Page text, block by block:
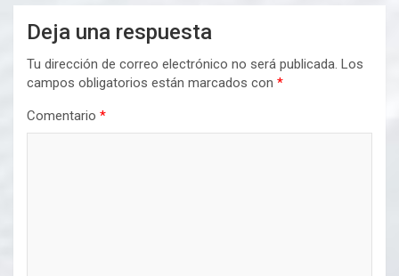
Deja una respuesta
Tu dirección de correo electrónico no será publicada. Los
campos obligatorios están marcados con *
Comentario *